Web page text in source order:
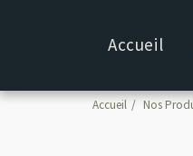
Accueil
Accueil Nos